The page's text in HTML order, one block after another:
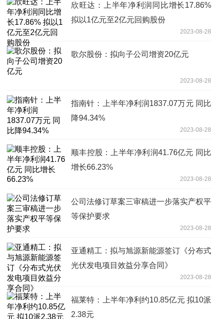
欣旺达：上半年净利润同比增长17.86%
拟以1亿元至2亿元回购股份
2023-08-28
歌尔股份：拟向子公司增资20亿元
2023-08-28
指南针：上半年净利润1837.07万元 同比
降94.34%
2023-08-28
顺丰控股：上半年净利润41.76亿元 同比
增长66.23%
2023-08-28
公司法修订草案三审稿进一步落实产权平
等保护要求
2023-08-28
亚通精工：拟与旭源新能源签订《分布式
光伏发电项目效益分享合同》
2023-08-28
福莱特：上半年净利约10.85亿元 拟10派
2.38元